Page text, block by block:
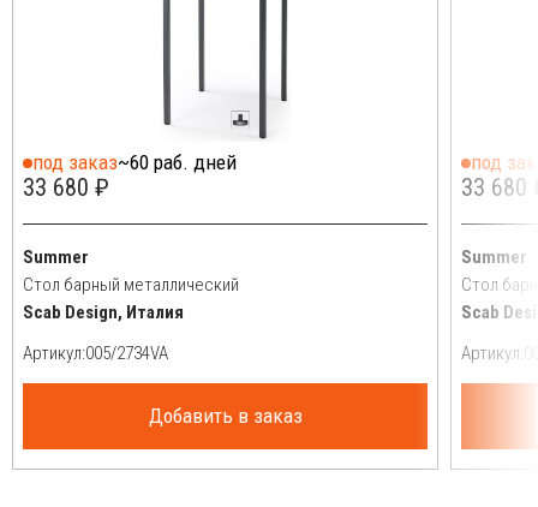
под заказ~60 раб. дней
33 680 ₽
Summer
Стол барный металлический
Scab Design, Италия
Артикул:
Добавить в заказ
под
33 680
Summer
Стол
Scab
Артикул: